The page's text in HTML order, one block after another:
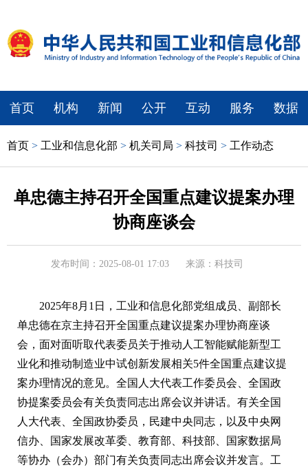
首页 机构 新闻 公开 互动 服务 数据
首页 > 工业和信息化部 > 机关司局 > 科技司 > 工作动态
单忠德主持召开全国重点建议提案办理
协商座谈会
发布时间：2025-08-01 17:03 来源：科技司
2025年8月1日，工业和信息化部党组成员、副部长
单忠德在京主持召开全国重点建议提案办理协商座谈
会，面对面听取代表委员关于推动人工智能赋能新型工
业化和推动制造业中试创新发展相关5件全国重点建议提
案办理情况的意见。全国人大代表工作委员会、全国政
协提案委员会有关负责同志出席会议并讲话。有关全国
人大代表、全国政协委员，民建中央同志，以及中央网
信办、国家发展改革委、教育部、科技部、国家数据局
等协办（会办）部门有关负责同志出席会议并发言。工